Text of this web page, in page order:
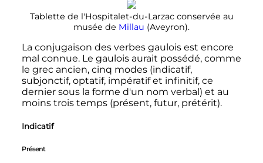
Tablette de l'Hospitalet-du-Larzac conservée au
musée de Millau (Aveyron).
La conjugaison des verbes gaulois est encore
mal connue. Le gaulois aurait possédé, comme
le grec ancien, cinq modes (indicatif,
subjonctif, optatif, impératif et infinitif, ce
dernier sous la forme d'un nom verbal) et au
moins trois temps (présent, futur, prétérit).
Indicatif
Présent